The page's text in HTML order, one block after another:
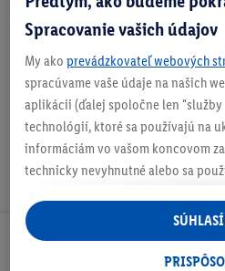
Nastaviť
Spracovanie vašich údajov
My ako prevádzkovateľ webových
spracúvame vaše údaje na našich
aplikácii (ďalej spoločne len
technológií, ktoré sa používajú na
informáciám vo vašom koncovom
technicky nevyhnutné alebo sa
personalizovanú reklamu v rámci
ste účastníkom programu Lidl
aj údaje z vášho nákupného